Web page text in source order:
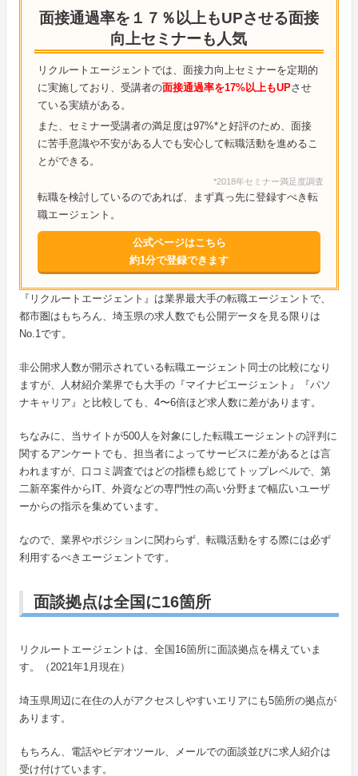
面接通過率を１７％以上もUPさせる面接
向上セミナーも人気
リクルートエージェントでは、面接力向上セミナーを定期的
に実施しており、受講者の面接通過率を17%以上もUPさせ
ている実績がある。
また、セミナー受講者の満足度は97%*と好評のため、面接
に苦手意識や不安がある人でも安心して転職活動を進めるこ
とができる。
*2018年セミナー満足度調査
転職を検討しているのであれば、まず真っ先に登録すべき転
職エージェント。
公式ページはこちら
約1分で登録できます
『リクルートエージェント』は業界最大手の転職エージェントで、
都市圏はもちろん、埼玉県の求人数でも公開データを見る限りは
No.1です。
非公開求人数が開示されている転職エージェント同士の比較になり
ますが、人材紹介業界でも大手の『マイナビエージェント』『パソ
ナキャリア』と比較しても、4〜6倍ほど求人数に差があります。
ちなみに、当サイトが500人を対象にした転職エージェントの評判に
関するアンケートでも、担当者によってサービスに差があるとは言
われますが、口コミ調査ではどの指標も総じてトップレベルで、第
二新卒案件からIT、外資などの専門性の高い分野まで幅広いユーザ
ーからの指示を集めています。
なので、業界やポジションに関わらず、転職活動をする際には必ず
利用するべきエージェントです。
面談拠点は全国に16箇所
リクルートエージェントは、全国16箇所に面談拠点を構えていま
す。（2021年1月現在）
埼玉県周辺に在住の人がアクセスしやすいエリアにも5箇所の拠点が
あります。
もちろん、電話やビデオツール、メールでの面談並びに求人紹介は
受け付けています。